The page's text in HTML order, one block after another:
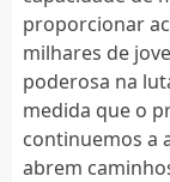
proporcionar
milhares de
poderosa na
medida que o
continuemos a
abrem